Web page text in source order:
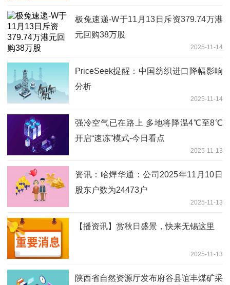
极兔速递-W于11月13日斥资379.74万港
元回购38万股
2025-11-14
PriceSeek提醒：中国纺织进口降幅影响
分析
2025-11-14
强冷空气已在路上 多地将降温4℃至8℃
开启“速冻”模式-今日看点
2025-11-13
资讯：哈焊华通：公司2025年11月10日
股东户数为24473户
2025-11-13
【播资讯】赏秋日盛景，快来无锡这里
2025-11-13
陕西省自然资源厅发布府谷县谊丰煤矿采